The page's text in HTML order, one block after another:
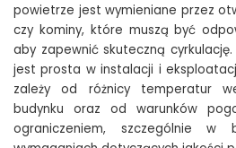
powietrze jest wymieniane przez
czy kominy, które muszą być
aby zapewnić skuteczną
jest prosta w instalacji i
zależy od różnicy temperatur
budynku oraz od warunków
ograniczeniem, szczególnie w